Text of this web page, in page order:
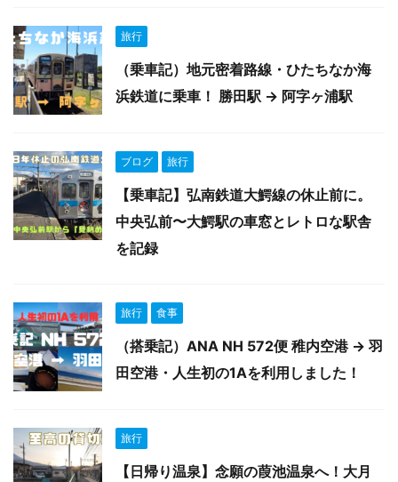
旅行
（乗車記）地元密着路線・ひたちなか海
浜鉄道に乗車！ 勝田駅 → 阿字ヶ浦駅
ブログ 旅行
【乗車記】弘南鉄道大鰐線の休止前に。
中央弘前〜大鰐駅の車窓とレトロな駅舎
を記録
旅行 食事
（搭乗記）ANA NH 572便 稚内空港 → 羽
田空港・人生初の1Aを利用しました！
旅行
【日帰り温泉】念願の葭池温泉へ！大月